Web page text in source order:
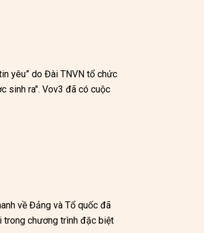
yêu” do Đài TNVN tổ chức
sinh ra". Vov3 đã có cuộc
về Đảng và Tổ quốc đã
trong chương trình đặc biệt